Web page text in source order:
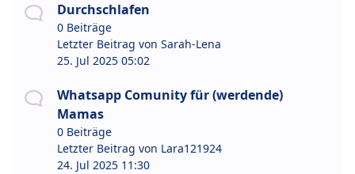
Durchschlafen
0 Beiträge
Letzter Beitrag von Sarah-Lena
25. Jul 2025 05:02
Whatsapp Comunity für (werdende)
Mamas
0 Beiträge
Letzter Beitrag von Lara121924
24. Jul 2025 11:30